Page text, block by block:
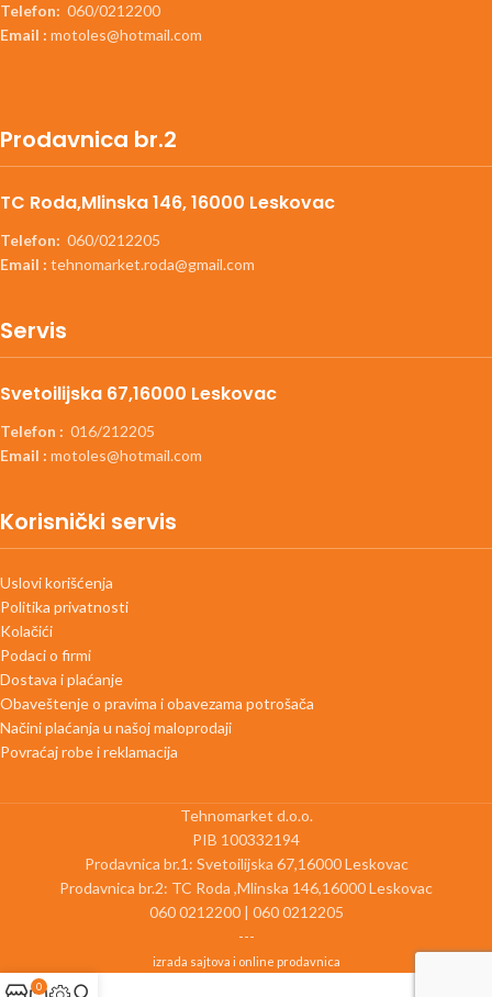
Telefon: 060/0212200
Email : motoles@hotmail.com
Prodavnica br.2
TC Roda,Mlinska 146, 16000 Leskovac
Telefon: 060/0212205
Email : tehnomarket.roda@gmail.com
Servis
Svetoilijska 67,16000 Leskovac
Telefon : 016/212205
Email : motoles@hotmail.com
Korisnički servis
Uslovi korišćenja
Politika privatnosti
Kolačići
Podaci o firmi
Dostava i plaćanje
Obaveštenje o pravima i obavezama potrošača
Načini plaćanja u našoj maloprodaji
Povraćaj robe i reklamacija
Tehnomarket d.o.o.
PIB 100332194
Prodavnica br.1: Svetoilijska 67,16000 Leskovac
Prodavnica br.2: TC Roda ,Mlinska 146,16000 Leskovac
060 0212200 | 060 0212205
---
izrada sajtova i online prodavnica
0